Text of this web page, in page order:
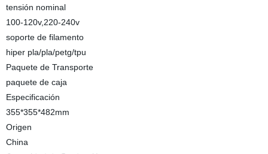
tensión nominal
100-120v,220-240v
soporte de filamento
hiper pla/pla/petg/tpu
Paquete de Transporte
paquete de caja
Especificación
355*355*482mm
Origen
China